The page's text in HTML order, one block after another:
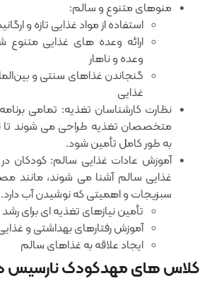
منوهای متنوع و سالم:
استفاده از مواد غذایی تازه و
ارائه وعده‌ های غذایی متنوع
وعده و ناهار
گنجاندن غذاهای سنتی و
غذایی
نظارت کارشناسان تغذیه: تمامی
متخصصان تغذیه طراحی می ‌شوند تا
به طور کامل تأمین شود.
آموزش عادات غذایی سالم: کودکان
غذایی سالم آشنا می‌ شوند، مانند
سبزیجات و اهمیتی که نوشیدن آب
تأمین نیازهای تغذیه‌ ای برای
آموزش رفتارهای بهداشتی و
ایجاد علاقه به غذاهای سالم
کلاس‌ های مهدکودک نارسیس در